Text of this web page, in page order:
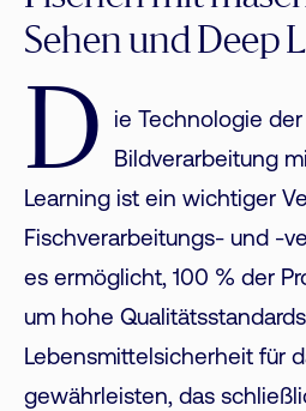
Sehen und Deep
D
ie Technologie
Bildverarbeitung
Learning ist ein wichtiger
Fischverarbeitungs- und -
es ermöglicht, 100 % der
um hohe
Lebensmittelsicherheit für
gewährleisten, das